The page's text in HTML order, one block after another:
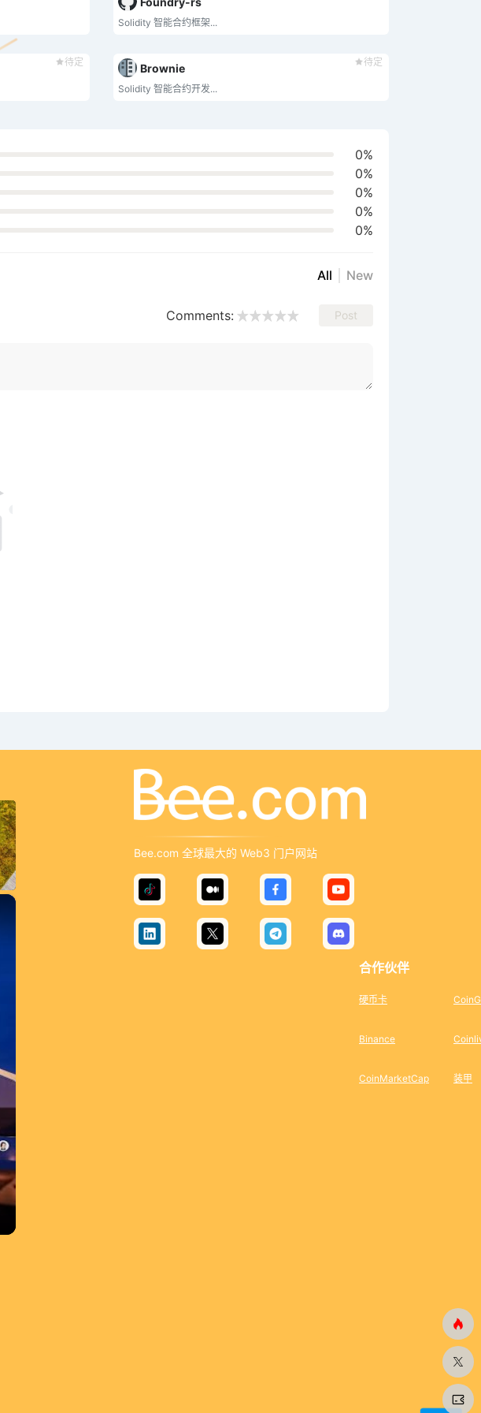
Solidity 智能合约框架...
待定 待定
Brownie
Solidity 智能合约开发...
0%
0%
0%
0%
0%
All New
Comments: Post
×
Bee.com 全球最大的 Web3 门户网站
合作伙伴
硬币卡
Binance
CoinMarketCap 装甲